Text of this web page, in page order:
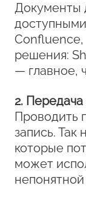
Документы
Confluence,
решения:
— главное,
2.
Проводить
запись. Так
которые
может